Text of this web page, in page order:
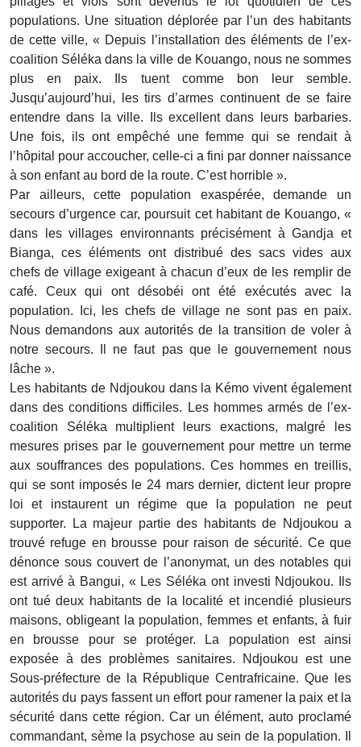
populations. Une situation déplorée par l’un des habitants
de cette ville, « Depuis l’installation des éléments de l’ex-
coalition Séléka dans la ville de Kouango, nous ne sommes
plus en paix. Ils tuent comme bon leur semble.
Jusqu’aujourd’hui, les tirs d’armes continuent de se faire
entendre dans la ville. Ils excellent dans leurs barbaries.
Une fois, ils ont empêché une femme qui se rendait à
l’hôpital pour accoucher, celle-ci a fini par donner naissance
à son enfant au bord de la route. C’est horrible ».
Par ailleurs, cette population exaspérée, demande un
secours d’urgence car, poursuit cet habitant de Kouango, «
dans les villages environnants précisément à Gandja et
Bianga, ces éléments ont distribué des sacs vides aux
chefs de village exigeant à chacun d’eux de les remplir de
café. Ceux qui ont désobéi ont été exécutés avec la
population. Ici, les chefs de village ne sont pas en paix.
Nous demandons aux autorités de la transition de voler à
notre secours. Il ne faut pas que le gouvernement nous
lâche ».
Les habitants de Ndjoukou dans la Kémo vivent également
dans des conditions difficiles. Les hommes armés de l’ex-
coalition Séléka multiplient leurs exactions, malgré les
mesures prises par le gouvernement pour mettre un terme
aux souffrances des populations. Ces hommes en treillis,
qui se sont imposés le 24 mars dernier, dictent leur propre
loi et instaurent un régime que la population ne peut
supporter. La majeur partie des habitants de Ndjoukou a
trouvé refuge en brousse pour raison de sécurité. Ce que
dénonce sous couvert de l’anonymat, un des notables qui
est arrivé à Bangui, « Les Séléka ont investi Ndjoukou. Ils
ont tué deux habitants de la localité et incendié plusieurs
maisons, obligeant la population, femmes et enfants, à fuir
en brousse pour se protéger. La population est ainsi
exposée à des problèmes sanitaires. Ndjoukou est une
Sous-préfecture de la République Centrafricaine. Que les
autorités du pays fassent un effort pour ramener la paix et la
sécurité dans cette région. Car un élément, auto proclamé
commandant, sème la psychose au sein de la population. Il